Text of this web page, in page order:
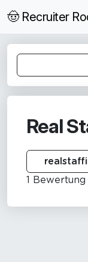
🤠 Recruiter
Real
1 Bewertung